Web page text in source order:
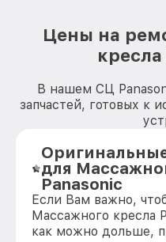
Цены на
В нашем СЦ
запчастей, готовых к
для
Panasonic
Если Вам важно,
Массажного кресла
как можно дольше,